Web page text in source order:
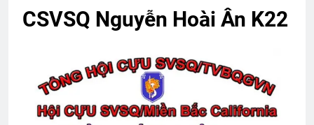
2 Years Ago
Em còn nhớ mùa Xuân
CSVSQ Nguyễn Hoài Ân K22